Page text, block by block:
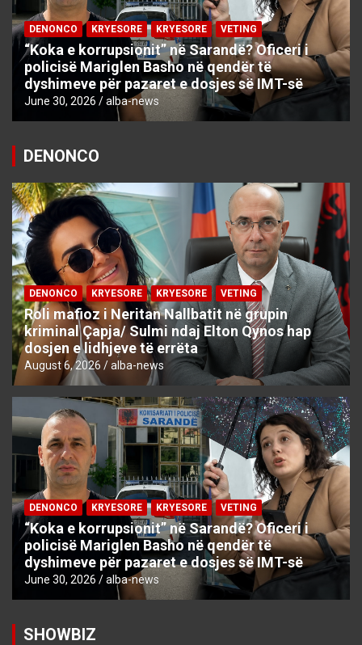
DENONCO KRYESORE KRYESORE VETING
“Koka e korrupsionit” në Sarandë? Oficeri i
policisë Mariglen Basho në qendër të
dyshimeve për pazaret e dosjes së IMT-së
June 30, 2026 alba-news
DENONCO
DENONCO KRYESORE KRYESORE VETING
Roli mafioz i Neritan Nallbatit në grupin
kriminal Çapja/ Sulmi ndaj Elton Qynos hap
dosjen e lidhjeve të errëta
August 6, 2026 alba-news
DENONCO KRYESORE KRYESORE VETING
“Koka e korrupsionit” në Sarandë? Oficeri i
policisë Mariglen Basho në qendër të
dyshimeve për pazaret e dosjes së IMT-së
June 30, 2026 alba-news
SHOWBIZ